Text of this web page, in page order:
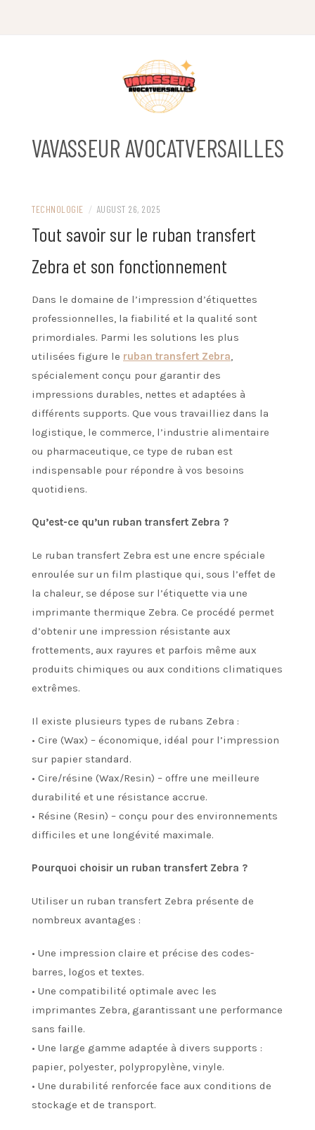
VAVASSEUR AVOCATVERSAILLES
TECHNOLOGIE / AUGUST 26, 2025
Tout savoir sur le ruban transfert
Zebra et son fonctionnement
Dans le domaine de l’impression d’étiquettes
professionnelles, la fiabilité et la qualité sont
primordiales. Parmi les solutions les plus
utilisées figure le ruban transfert Zebra
spécialement conçu pour garantir des
impressions durables, nettes et adaptées à
différents supports. Que vous travailliez dans la
logistique, le commerce, l’industrie alimentaire
ou pharmaceutique, ce type de ruban est
indispensable pour répondre à vos besoins
quotidiens.
Qu’est-ce qu’un ruban transfert Zebra ?
Le ruban transfert Zebra est une encre spéciale
enroulée sur un film plastique qui, sous l’effet de
la chaleur, se dépose sur l’étiquette via une
imprimante thermique Zebra. Ce procédé permet
d’obtenir une impression résistante aux
frottements, aux rayures et parfois même aux
produits chimiques ou aux conditions climatiques
extrêmes.
Il existe plusieurs types de rubans Zebra :
• Cire (Wax) – économique, idéal pour l’impression
sur papier standard.
• Cire/résine (Wax/Resin) – offre une meilleure
durabilité et une résistance accrue.
• Résine (Resin) – conçu pour des environnements
difficiles et une longévité maximale.
Pourquoi choisir un ruban transfert Zebra ?
Utiliser un ruban transfert Zebra présente de
nombreux avantages :
• Une impression claire et précise des codes-
barres, logos et textes.
• Une compatibilité optimale avec les
imprimantes Zebra, garantissant une performance
sans faille.
• Une large gamme adaptée à divers supports :
papier, polyester, polypropylène, vinyle.
• Une durabilité renforcée face aux conditions de
stockage et de transport.